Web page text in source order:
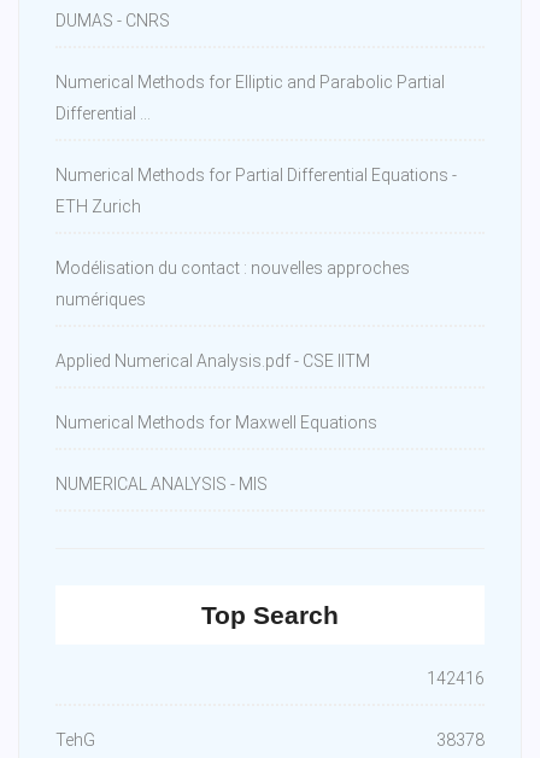
DUMAS - CNRS
Numerical Methods for Elliptic and Parabolic Partial
Differential ...
Numerical Methods for Partial Differential Equations -
ETH Zurich
Modélisation du contact : nouvelles approches
numériques
Applied Numerical Analysis.pdf - CSE IITM
Numerical Methods for Maxwell Equations
NUMERICAL ANALYSIS - MIS
Top Search
142416
TehG 38378